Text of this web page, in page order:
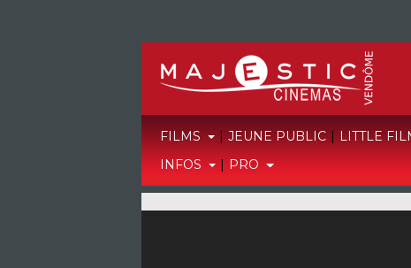
FILMS | JEUNE PUBLIC | LITTLE
INFOS
| PRO